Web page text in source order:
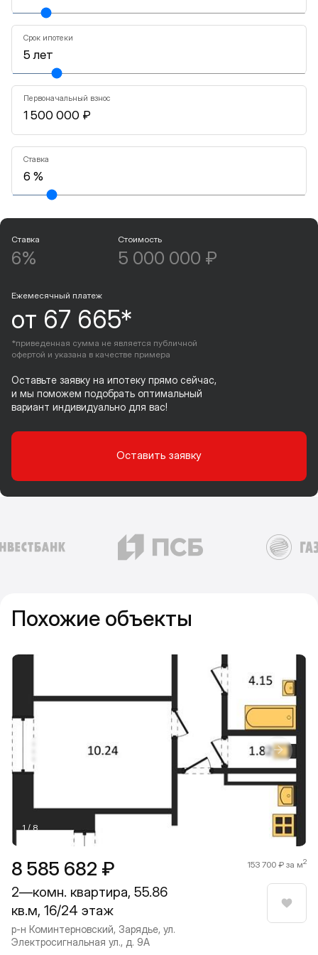
Срок ипотеки
Первоначальный взнос
Ставка
Ставка
6%
Стоимость
5 000 000 ₽
Ежемесячный платеж
от 67 665*
*приведенная сумма не является публичной
офертой и указана в качестве примера
Оставьте заявку на ипотеку прямо сейчас,
и мы поможем подобрать оптимальный
вариант индивидуально для вас!
Оставить заявку
Похожие объекты
8 585 682 ₽ 153 700 ₽ за м2
2—комн. квартира, 55.86
кв.м, 16/24 этаж
р-н Коминтерновский, Зарядье, ул.
Электросигнальная ул., д. 9А
1 / 8
Прокрутить влево